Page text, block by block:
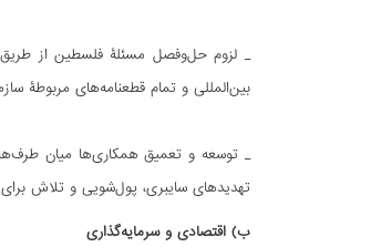
بین‌المللی و تمام قطعنامه‌های مربوطۀ
_ توسعه و تعمیق همکاری‌ها میان طرف‌ها
تهدیدهای سایبری، پول‌شویی و تلاش
ب) اقتصادی و سرمایه‌گذاری